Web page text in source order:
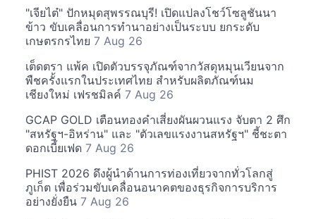
"เจียไต๋" ปักหมุดสุพรรณบุรี! เปิดแปลงโชว์โซลูชันนา
ข้าว ขับเคลื่อนการทำนาอย่างเป็นระบบ ยกระดับ
เกษตรกรไทย 7 Aug 26
เต็ดตรา แพ้ค เปิดตัวบรรจุภัณฑ์จากวัสดุหมุนเวียนจาก
พืชครั้งแรกในประเทศไทย สำหรับผลิตภัณฑ์นม
เชียงใหม่ เฟรชมิลค์ 7 Aug 26
GCAP GOLD เตือนทองคำเสี่ยงผันผวนแรง จับตา 2 ศึก
"สหรัฐฯ-อิหร่าน" และ "ตัวเลขแรงงานสหรัฐฯ" ชี้ชะตา
ดอกเบี้ยเฟด 7 Aug 26
PHIST 2026 ดึงผู้นำด้านการท่องเที่ยวจากทั่วโลกสู่
ภูเก็ต เพื่อร่วมขับเคลื่อนอนาคตของธุรกิจการบริการ
อย่างยั่งยืน 7 Aug 26